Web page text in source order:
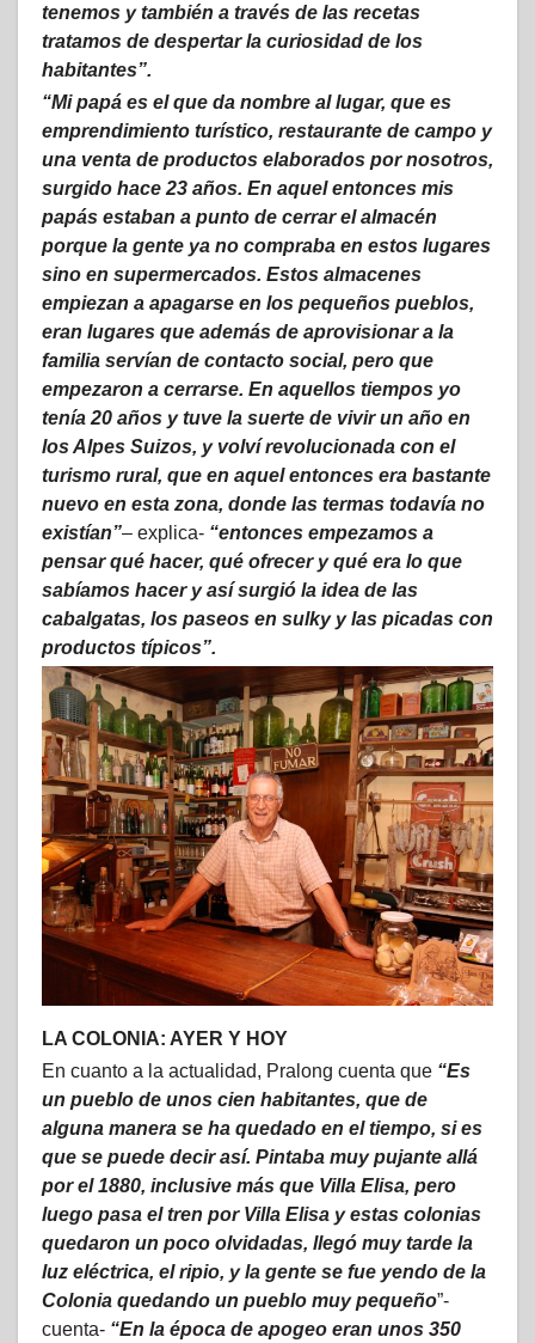
tenemos y también a través de las recetas
tratamos de despertar la curiosidad de los
habitantes”.
“Mi papá es el que da nombre al lugar, que es
emprendimiento turístico, restaurante de campo y
una venta de productos elaborados por nosotros,
surgido hace 23 años. En aquel entonces mis
papás estaban a punto de cerrar el almacén
porque la gente ya no compraba en estos lugares
sino en supermercados. Estos almacenes
empiezan a apagarse en los pequeños pueblos,
eran lugares que además de aprovisionar a la
familia servían de contacto social, pero que
empezaron a cerrarse. En aquellos tiempos yo
tenía 20 años y tuve la suerte de vivir un año en
los Alpes Suizos, y volví revolucionada con el
turismo rural, que en aquel entonces era bastante
nuevo en esta zona, donde las termas todavía no
existían”– explica- “entonces empezamos a
pensar qué hacer, qué ofrecer y qué era lo que
sabíamos hacer y así surgió la idea de las
cabalgatas, los paseos en sulky y las picadas con
productos típicos”.
LA COLONIA: AYER Y HOY
En cuanto a la actualidad, Pralong cuenta que “Es
un pueblo de unos cien habitantes, que de
alguna manera se ha quedado en el tiempo, si es
que se puede decir así. Pintaba muy pujante allá
por el 1880, inclusive más que Villa Elisa, pero
luego pasa el tren por Villa Elisa y estas colonias
quedaron un poco olvidadas, llegó muy tarde la
luz eléctrica, el ripio, y la gente se fue yendo de la
Colonia quedando un pueblo muy pequeño”-
cuenta- “En la época de apogeo eran unos 350